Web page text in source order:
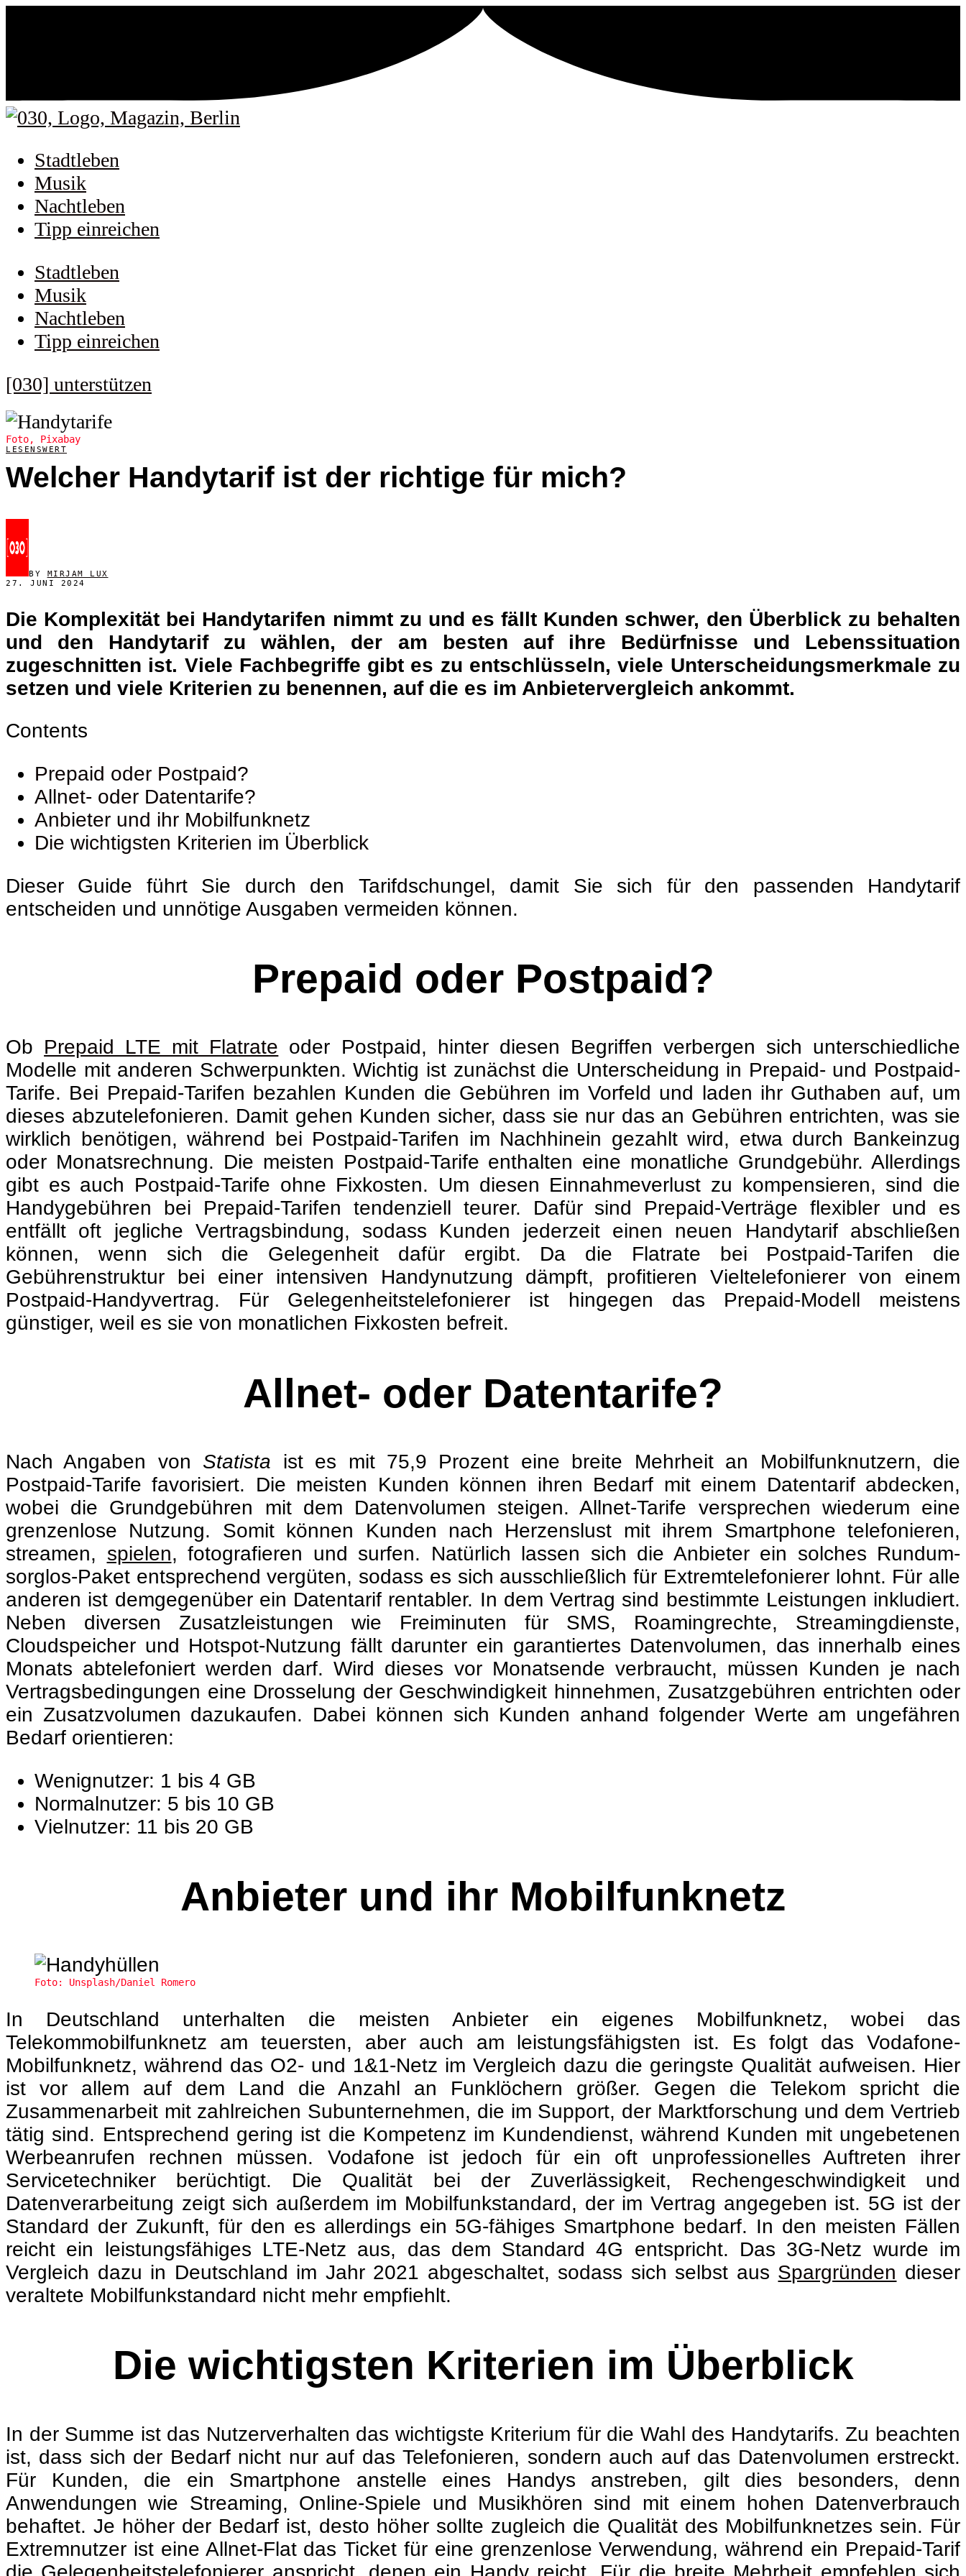
Stadtleben
Musik
Nachtleben
Tipp einreichen
Stadtleben
Musik
Nachtleben
Tipp einreichen
[030] unterstützen
Foto, Pixabay
LESENSWERT
Welcher Handytarif ist der richtige für mich?
BY
MIRJAM LUX
27. JUNI 2024
Die Komplexität bei Handytarifen nimmt zu und es fällt Kunden schwer, den Überblick zu behalten
und den Handytarif zu wählen, der am besten auf ihre Bedürfnisse und Lebenssituation
zugeschnitten ist. Viele Fachbegriffe gibt es zu entschlüsseln, viele Unterscheidungsmerkmale zu
setzen und viele Kriterien zu benennen, auf die es im Anbietervergleich ankommt.
Contents
Prepaid oder Postpaid?
Allnet- oder Datentarife?
Anbieter und ihr Mobilfunknetz
Die wichtigsten Kriterien im Überblick
Dieser Guide führt Sie durch den Tarifdschungel, damit Sie sich für den passenden Handytarif
entscheiden und unnötige Ausgaben vermeiden können.
Prepaid oder Postpaid?
Ob Prepaid LTE mit Flatrate oder Postpaid, hinter diesen Begriffen verbergen sich unterschiedliche
Modelle mit anderen Schwerpunkten. Wichtig ist zunächst die Unterscheidung in Prepaid- und Postpaid-
Tarife. Bei Prepaid-Tarifen bezahlen Kunden die Gebühren im Vorfeld und laden ihr Guthaben auf, um
dieses abzutelefonieren. Damit gehen Kunden sicher, dass sie nur das an Gebühren entrichten, was sie
wirklich benötigen, während bei Postpaid-Tarifen im Nachhinein gezahlt wird, etwa durch Bankeinzug
oder Monatsrechnung. Die meisten Postpaid-Tarife enthalten eine monatliche Grundgebühr. Allerdings
gibt es auch Postpaid-Tarife ohne Fixkosten. Um diesen Einnahmeverlust zu kompensieren, sind die
Handygebühren bei Prepaid-Tarifen tendenziell teurer. Dafür sind Prepaid-Verträge flexibler und es
entfällt oft jegliche Vertragsbindung, sodass Kunden jederzeit einen neuen Handytarif abschließen
können, wenn sich die Gelegenheit dafür ergibt. Da die Flatrate bei Postpaid-Tarifen die
Gebührenstruktur bei einer intensiven Handynutzung dämpft, profitieren Vieltelefonierer von einem
Postpaid-Handyvertrag. Für Gelegenheitstelefonierer ist hingegen das Prepaid-Modell meistens
günstiger, weil es sie von monatlichen Fixkosten befreit.
Allnet- oder Datentarife?
Nach Angaben von Statista ist es mit 75,9 Prozent eine breite Mehrheit an Mobilfunknutzern, die
Postpaid-Tarife favorisiert. Die meisten Kunden können ihren Bedarf mit einem Datentarif abdecken,
wobei die Grundgebühren mit dem Datenvolumen steigen. Allnet-Tarife versprechen wiederum eine
grenzenlose Nutzung. Somit können Kunden nach Herzenslust mit ihrem Smartphone telefonieren,
streamen, spielen, fotografieren und surfen. Natürlich lassen sich die Anbieter ein solches Rundum-
sorglos-Paket entsprechend vergüten, sodass es sich ausschließlich für Extremtelefonierer lohnt. Für alle
anderen ist demgegenüber ein Datentarif rentabler. In dem Vertrag sind bestimmte Leistungen inkludiert.
Neben diversen Zusatzleistungen wie Freiminuten für SMS, Roamingrechte, Streamingdienste,
Cloudspeicher und Hotspot-Nutzung fällt darunter ein garantiertes Datenvolumen, das innerhalb eines
Monats abtelefoniert werden darf. Wird dieses vor Monatsende verbraucht, müssen Kunden je nach
Vertragsbedingungen eine Drosselung der Geschwindigkeit hinnehmen, Zusatzgebühren entrichten oder
ein Zusatzvolumen dazukaufen. Dabei können sich Kunden anhand folgender Werte am ungefähren
Bedarf orientieren:
Wenignutzer: 1 bis 4 GB
Normalnutzer: 5 bis 10 GB
Vielnutzer: 11 bis 20 GB
Anbieter und ihr Mobilfunknetz
Foto: Unsplash/Daniel Romero
In Deutschland unterhalten die meisten Anbieter ein eigenes Mobilfunknetz, wobei das
Telekommobilfunknetz am teuersten, aber auch am leistungsfähigsten ist. Es folgt das Vodafone-
Mobilfunknetz, während das O2- und 1&1-Netz im Vergleich dazu die geringste Qualität aufweisen. Hier
ist vor allem auf dem Land die Anzahl an Funklöchern größer. Gegen die Telekom spricht die
Zusammenarbeit mit zahlreichen Subunternehmen, die im Support, der Marktforschung und dem Vertrieb
tätig sind. Entsprechend gering ist die Kompetenz im Kundendienst, während Kunden mit ungebetenen
Werbeanrufen rechnen müssen. Vodafone ist jedoch für ein oft unprofessionelles Auftreten ihrer
Servicetechniker berüchtigt. Die Qualität bei der Zuverlässigkeit, Rechengeschwindigkeit und
Datenverarbeitung zeigt sich außerdem im Mobilfunkstandard, der im Vertrag angegeben ist. 5G ist der
Standard der Zukunft, für den es allerdings ein 5G-fähiges Smartphone bedarf. In den meisten Fällen
reicht ein leistungsfähiges LTE-Netz aus, das dem Standard 4G entspricht. Das 3G-Netz wurde im
Vergleich dazu in Deutschland im Jahr 2021 abgeschaltet, sodass sich selbst aus Spargründen dieser
veraltete Mobilfunkstandard nicht mehr empfiehlt.
Die wichtigsten Kriterien im Überblick
In der Summe ist das Nutzerverhalten das wichtigste Kriterium für die Wahl des Handytarifs. Zu beachten
ist, dass sich der Bedarf nicht nur auf das Telefonieren, sondern auch auf das Datenvolumen erstreckt.
Für Kunden, die ein Smartphone anstelle eines Handys anstreben, gilt dies besonders, denn
Anwendungen wie Streaming, Online-Spiele und Musikhören sind mit einem hohen Datenverbrauch
behaftet. Je höher der Bedarf ist, desto höher sollte zugleich die Qualität des Mobilfunknetzes sein. Für
Extremnutzer ist eine Allnet-Flat das Ticket für eine grenzenlose Verwendung, während ein Prepaid-Tarif